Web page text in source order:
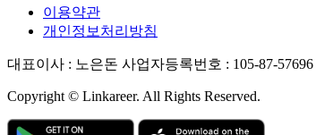
이용약관
개인정보처리방침
대표이사 : 노은돈 사업자등록번호 : 105-87-57696
Copyright © Linkareer. All Rights Reserved.